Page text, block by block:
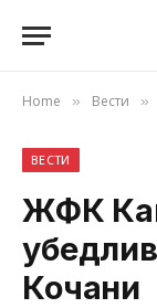
Home » Вести »
ВЕСТИ
ЖФК
Кочани